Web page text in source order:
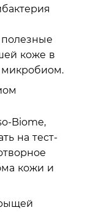
коже в
Biome,
на тест-
кожи и